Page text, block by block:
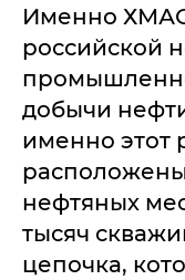
Именно
российской
добычи
именно этот
нефтяных
тысяч
цепочка,